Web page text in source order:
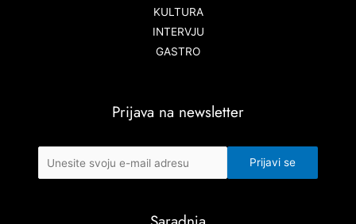
KULTURA
INTERVJU
GASTRO
Prijava na newsletter